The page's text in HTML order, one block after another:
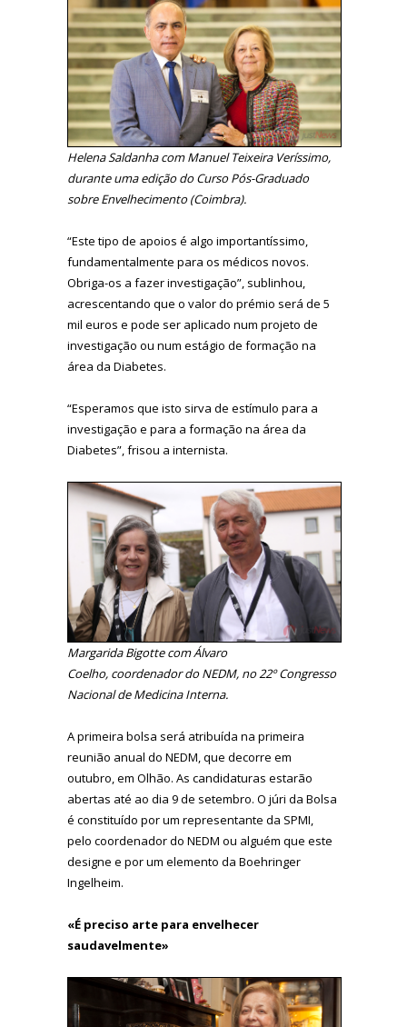
Helena Saldanha com Manuel Teixeira Veríssimo,
durante uma edição do Curso Pós-Graduado
sobre Envelhecimento (Coimbra).
“Este tipo de apoios é algo importantíssimo,
fundamentalmente para os médicos novos.
Obriga-os a fazer investigação”, sublinhou,
acrescentando que o valor do prémio será de 5
mil euros e pode ser aplicado num projeto de
investigação ou num estágio de formação na
área da Diabetes.
“Esperamos que isto sirva de estímulo para a
investigação e para a formação na área da
Diabetes”, frisou a internista.
Margarida Bigotte com Álvaro
Coelho, coordenador do NEDM, no 22º Congresso
Nacional de Medicina Interna.
A primeira bolsa será atribuída na primeira
reunião anual do NEDM, que decorre em
outubro, em Olhão. As candidaturas estarão
abertas até ao dia 9 de setembro. O júri da Bolsa
é constituído por um representante da SPMI,
pelo coordenador do NEDM ou alguém que este
designe e por um elemento da Boehringer
Ingelheim.
«É preciso arte para envelhecer
saudavelmente»